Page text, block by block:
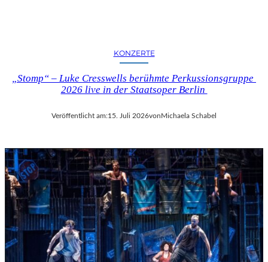
KONZERTE
„Stomp“ – Luke Cresswells berühmte Perkussionsgruppe
2026 live in der Staatsoper Berlin
Veröffentlicht am:15. Juli 2026vonMichaela Schabel